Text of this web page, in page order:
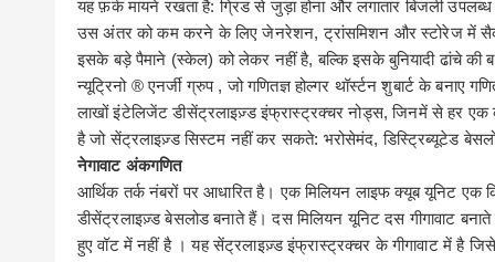
यहफ़र्क मायने रखता है:ग्रिड से जुड़ा होना और लगातार बिजली उपलब्ध
उसअंतर को कम करने के लिए जेनरेशन,ट्रांसमिशन और स्टोरेज में
इसके बड़ेपैमाने (स्केल)को लेकर नहीं है,बल्कि इसके बुनियादी ढांचे की
न्यूट्रिनो ®एनर्जी ग्रुप ,जो गणितज्ञ होल्गर थॉर्स्टन शुबार्ट के बनाए
लाखों इंटेलिजेंट डीसेंट्रलाइज़्ड इंफ्रास्ट्रक्चर नोड्स,जिनमें से हर एक
है जो सेंट्रलाइज़्ड सिस्टम नहीं कर सकते: भरोसेमंद,डिस्ट्रिब्यूटेड
नेगावाट अंकगणित
आर्थिकतर्क नंबरों पर आधारित है। एक मिलियन लाइफ क्यूब यूनिट एक
डीसेंट्रलाइज़्ड बेसलोड बनाते हैं। दस मिलियन यूनिट दस गीगावाट
हुए वॉट में नहीं है । यह सेंट्रलाइज़्ड इंफ्रास्ट्रक्चर के गीगावाट में है